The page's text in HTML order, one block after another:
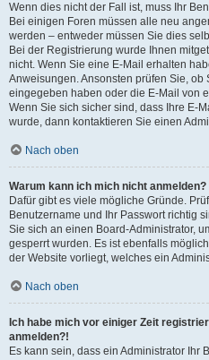
Wenn dies nicht der Fall ist, muss Ihr
Bei einigen Foren müssen alle neu
werden – entweder müssen Sie dies
Bei der Registrierung wurde Ihnen
nicht. Wenn Sie eine E-Mail erhalten
Anweisungen. Ansonsten prüfen Sie, ob
eingegeben haben oder die E-Mail von
Wenn Sie sich sicher sind, dass Ihre E-
wurde, dann kontaktieren Sie einen
Nach oben
Warum kann ich mich nicht anmelden?
Dafür gibt es viele mögliche Gründe.
Benutzername und Ihr Passwort richtig
Sie sich an einen Board-Administrator,
gesperrt wurden. Es ist ebenfalls
der Website vorliegt, welches ein
Nach oben
Ich habe mich vor einiger Zeit
anmelden?!
Es kann sein, dass ein Administrator Ihr